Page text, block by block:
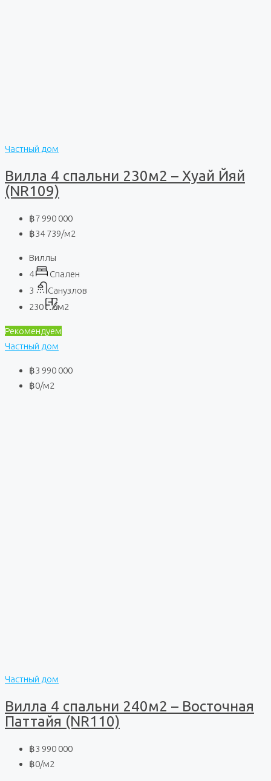
Частный дом
Вилла 4 спальни 230м2 – Хуай Йяй
(NR109)
฿7 990 000
฿34 739/м2
Виллы
4
Спален
3
Санузлов
230
м2
Рекомендуем
Частный дом
฿3 990 000
฿0/м2
Частный дом
Вилла 4 спальни 240м2 – Восточная
Паттайя (NR110)
฿3 990 000
฿0/м2